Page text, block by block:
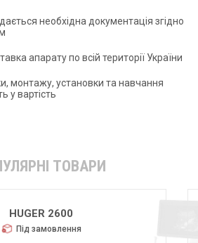
необхідна документація згідно
апарату по всій території України
монтажу, установки та навчання
у вартість
ТОВАРИ
HUGER 2600
Під замовлення